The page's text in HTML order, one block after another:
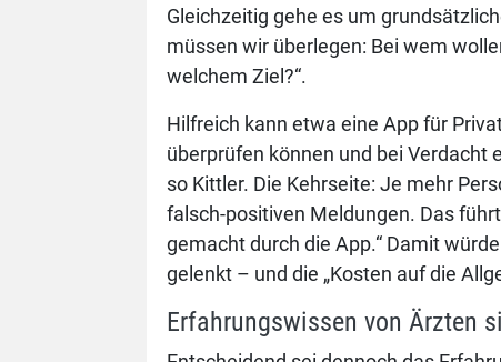
Gleichzeitig gehe es um
müssen wir überlegen: Bei wem
welchem Ziel?“.
Hilfreich kann etwa eine App für
überprüfen können und bei Verdacht
so Kittler. Die Kehrseite: Je mehr
falsch-positiven Meldungen. Das
gemacht durch die App.“ Damit
gelenkt – und die „Kosten auf die
Erfahrungswissen von Ärzten